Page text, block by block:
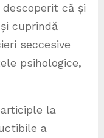
descoperit că și
cuprindă
seccesive
psihologice,
la
a